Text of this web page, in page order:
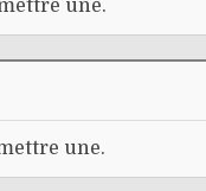
une.
une.